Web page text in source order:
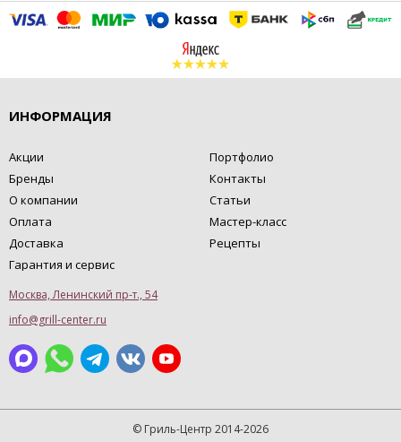
ИНФОРМАЦИЯ
Акции
Бренды
О компании
Оплата
Доставка
Гарантия и сервис
Портфолио
Контакты
Статьи
Мастер-класс
Рецепты
Москва, Ленинский пр-т., 54
info@grill-center.ru
© Гриль-Центр 2014-2026